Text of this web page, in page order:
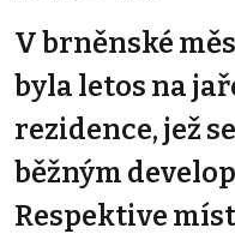
V brněnské
byla letos na
rezidence, jež
běžným
Respektive